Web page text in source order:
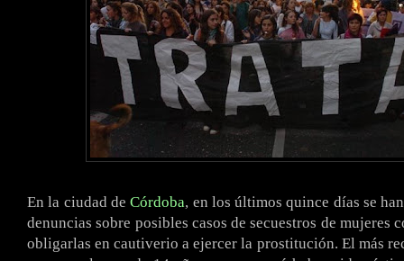
En la ciudad deCórdoba, en los últimos quince días se
denuncias sobre posibles casos de secuestros de mujeres
obligarlas en cautiverio a ejercer la prostitución. El más